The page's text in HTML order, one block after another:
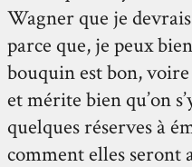
Wagner que je
parce que, je peux
bouquin est bon, voire
et mérite bien qu’on
quelques réserves à
comment elles seront